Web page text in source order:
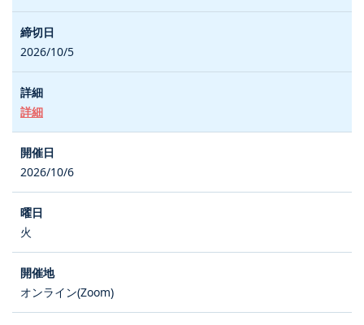
2026/10/5
詳細
2026/10/6
火
オンライン(Zoom)